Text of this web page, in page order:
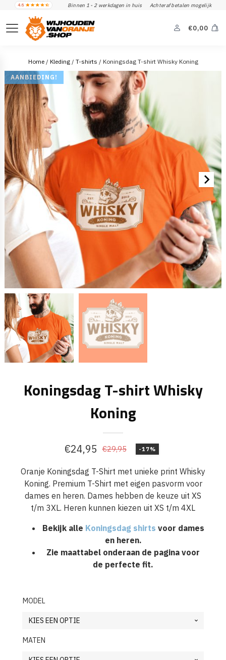
Binnen 1 - 2 werkdagen in huis Achteraf betalen mogelijk
€0,00
Home/ Kleding/ T-shirts / Koningsdag T-shirt Whisky Koning
AANBIEDING!
Koningsdag T-shirt Whisky
Koning
€29,95
Oorspronkelijke
prijs
was:
€29,95.
€24,95
Huidige
prijs
is:
€24,95.
-17%
Oranje Koningsdag T-Shirt met unieke print Whisky
Koning. Premium T-Shirt met eigen pasvorm voor
dames en heren. Dames hebben de keuze uit XS
t/m 3XL. Heren kunnen kiezen uit XS t/m 4XL
Bekijk alle Koningsdag shirts voor dames
en heren.
Zie maattabel onderaan de pagina voor
de perfecte fit.
MODEL
MATEN